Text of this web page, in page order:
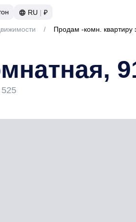
RU | ₽
/ Продам -комн. квартиру